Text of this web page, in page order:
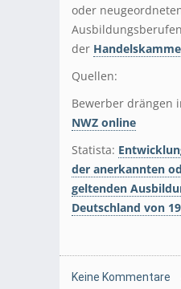
oder
der
Quellen:
Bewerber drängen
NWZ online
Statista:
der anerkannten
geltenden
Deutschland von
Keine Kommentare